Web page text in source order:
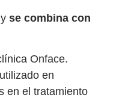
se combina con
Onface.
en
en el tratamiento